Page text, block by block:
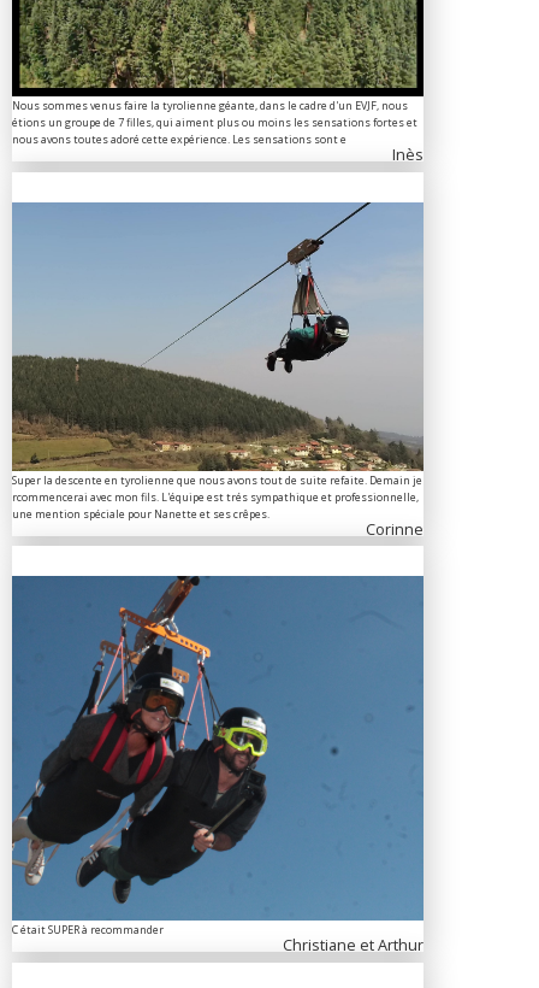
Nous sommes venus faire la tyrolienne géante, dans le cadre d'un EVJF, nous
étions un groupe de 7 filles, qui aiment plus ou moins les sensations fortes et
nous avons toutes adoré cette expérience. Les sensations sont e
Inès
Super la descente en tyrolienne que nous avons tout de suite refaite. Demain je
rcommencerai avec mon fils. L'équipe est trés sympathique et professionnelle,
une mention spéciale pour Nanette et ses crêpes.
Corinne
C était SUPER à recommander
Christiane et Arthur